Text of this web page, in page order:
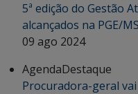
5ª edição do Gestão
alcançados na PGE/MS
09 ago 2024
AgendaDestaque
Procuradora-geral